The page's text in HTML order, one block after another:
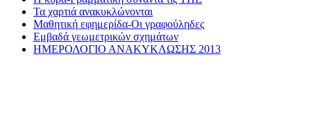
Τα χαρτιά ανακυκλώνονται
Μαθητική εφημερίδα-Οι γραφούληδες
Εμβαδά γεωμετρικών σχημάτων
ΗΜΕΡΟΛΟΓΙΟ ΑΝΑΚΥΚΛΩΣΗΣ 2013